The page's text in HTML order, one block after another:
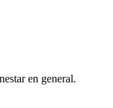
en general.